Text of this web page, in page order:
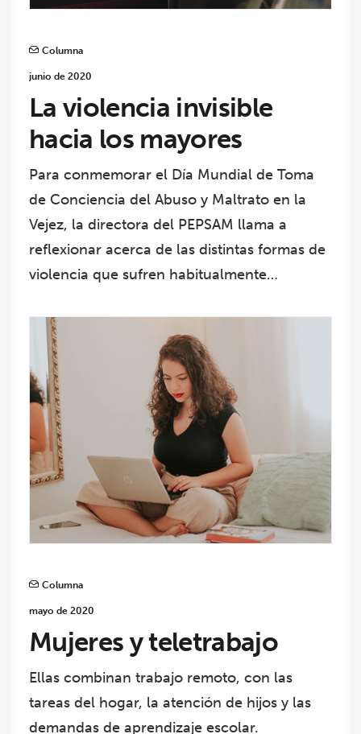
Columna
junio de 2020
La violencia invisible
hacia los mayores
Para conmemorar el Día Mundial de Toma
de Conciencia del Abuso y Maltrato en la
Vejez, la directora del PEPSAM llama a
reflexionar acerca de las distintas formas de
violencia que sufren habitualmente…
Columna
mayo de 2020
Mujeres y teletrabajo
Ellas combinan trabajo remoto, con las
tareas del hogar, la atención de hijos y las
demandas de aprendizaje escolar.